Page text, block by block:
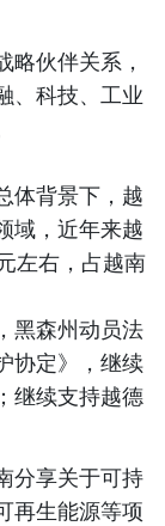
略伙伴关系，
、科技、工业
体背景下，越
域，近年来越
左右，占越南
黑森州动员法
协定》，继续
继续支持越德
分享关于可持
再生能源等项